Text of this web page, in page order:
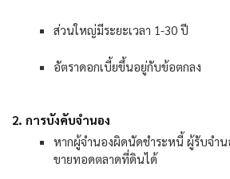
ส่วนใหญ่มีระยะเวลา 1-30 ปี
อัตราดอกเบี้ยขึ้นอยู่กับข้อตกลง
2. การบังคับจำนอง
หากผู้จำนองผิดนัดชำระหนี้ ผู้รับจำน
ขายทอดตลาดที่ดินได้